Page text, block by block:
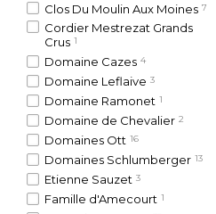
Clos Du Moulin Aux Moines 7
Cordier Mestrezat Grands
Crus 1
Domaine Cazes 4
Domaine Leflaive 3
Domaine Ramonet 1
Domaine de Chevalier 2
Domaines Ott 16
Domaines Schlumberger 13
Etienne Sauzet 3
Famille d'Amecourt 1